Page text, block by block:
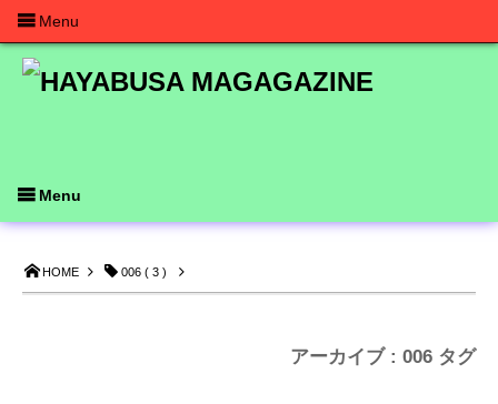
HOME 006 ( 3 )
アーカイブ : 006 タグ
Menu
Menu